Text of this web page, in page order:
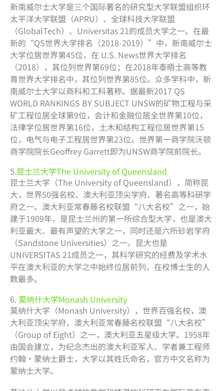
新南威尔士大学是三个国际著名的研究型大学联盟组织环
太平洋大学联盟（APRU）、全球科技大学联盟
（GlobalTech）、Universitas 21的成员大学之一。在最
新的“QS世界大学排名（2018-2019）”中，新南威尔士
大学位居世界第45位，在 U.S. News世界大学排名
（2018），其位列世界第69位；在2018年泰晤士高等教
育世界大学排名中，其位列世界第85位。众多学科中，新
南威尔士大学以商科和工科著称。据最新2017 QS
WORLD RANKINGS BY SUBJECT UNSW的矿物工程与采
矿工程位居全球第9位，会计和金融位居全世界第10位，
法律学位居世界第16位，土木和结构工程位居世界第15
位，电气与电子工程居世界第23位。世界第一商学院沃顿
商学院院长Geoffrey Garrett即为UNSW商学院前院长。
5.昆士兰大学The University of Queensland
昆士兰大学（The University of Queensland），简称昆
大，世界50强名校、澳大利亚顶尖学府、著名高等科研学
府之一。澳大利亚常春藤名校联盟“八大名校”之一，始
建于1909年，是昆士兰州的第一所综合型大学，也是澳大
利亚最大、最有声望的大学之一，同时还是六所砂岩学府
（Sandstone Universities）之一。昆大也是
UNIVERSITAS 21成员之一，其科学研究的经费及学术水
平在澳大利亚的大学之中始终位居前列，在校博士生的人
数最多。
6. 莫纳什大学Monash University
莫纳什大学（Monash University），世界百强名校，澳
大利亚顶尖学府，澳大利亚常春藤名校联盟“八大名校”
（Group of Eight）之一，澳大利亚五星级大学。1958年
由国会建立，为纪念杰出的澳大利亚军人、学者兼工程师
约翰·蒙纳士爵士，大学以其姓氏命名，官方中文名称为
蒙纳士大学。